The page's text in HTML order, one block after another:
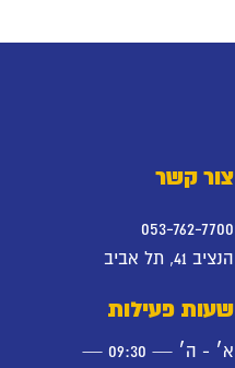
צור קשר
053-762-7700
הנציב 41, תל אביב
שעות פעילות
א׳ - ה׳ — 09:30 —